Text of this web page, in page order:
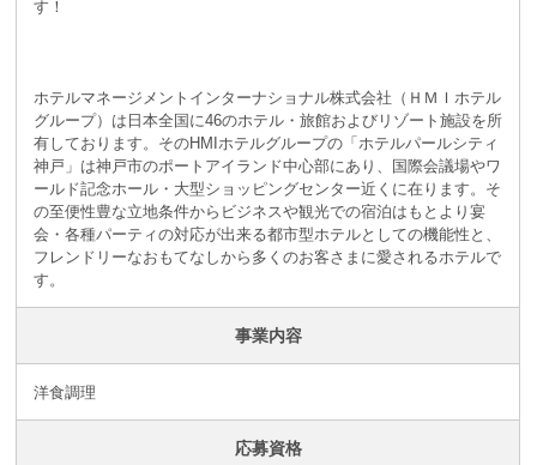
す！
ホテルマネージメントインターナショナル株式会社（ＨＭＩホテル
グループ）は日本全国に46のホテル・旅館およびリゾート施設を所
有しております。そのHMIホテルグループの「ホテルパールシティ
神戸」は神戸市のポートアイランド中心部にあり、国際会議場やワ
ールド記念ホール・大型ショッピングセンター近くに在ります。そ
の至便性豊な立地条件からビジネスや観光での宿泊はもとより宴
会・各種パーティの対応が出来る都市型ホテルとしての機能性と、
フレンドリーなおもてなしから多くのお客さまに愛されるホテルで
す。
事業内容
洋食調理
応募資格